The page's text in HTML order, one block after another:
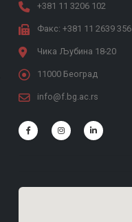
+381 11 3206 102
Факс: +381 11 2639 356
Чика Љубина 18-20
11000 Београд
info@f.bg.ac.rs